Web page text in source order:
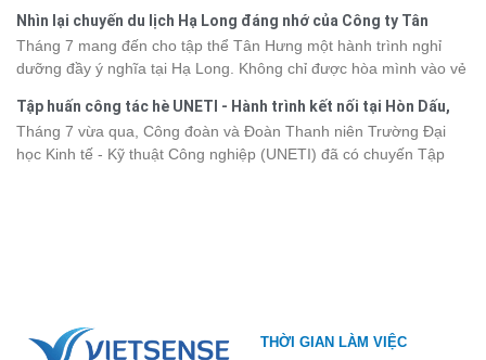
trình phù hợp với nhu cầu cũng như ngân sách.
phá vùng đất này, việc cập nhật trước giá vé sẽ giúp bạn chủ
động hơn trong lịch trình và chi phí. Cùng Vietsense Travel tham
khảo bảng giá vé tham quan các điểm du lịch Điện Biênmới nhất
năm 2026 ngay dưới đây.
Nhìn lại chuyến du lịch Hạ Long đáng nhớ của Công ty Tân
Hưng 2026
Tháng 7 mang đến cho tập thể Tân Hưng một hành trình nghỉ
dưỡng đầy ý nghĩa tại Hạ Long. Không chỉ được hòa mình vào vẻ
kết, sẻ chia và lưu giữ nhiều khoảnh khắc đáng nhớ. Hãy cùng
nhìn lại chuyến đi ngập tràn niềm vui và những trải nghiệm khó
quên.
Tập huấn công tác hè UNETI - Hành trình kết nối tại Hòn Dấu,
Đồ Sơn
Tháng 7 vừa qua, Công đoàn và Đoàn Thanh niên Trường Đại
học Kinh tế - Kỹ thuật Công nghiệp (UNETI) đã có chuyến Tập
THỜI GIAN LÀM VIỆC